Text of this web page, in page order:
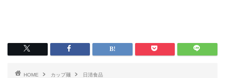
HOME カップ麺
日清食品